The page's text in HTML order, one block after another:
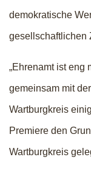
demokratische
gesellschaftlichen
„Ehrenamt ist eng
gemeinsam mit
Wartburgkreis
Premiere den
Wartburgkreis